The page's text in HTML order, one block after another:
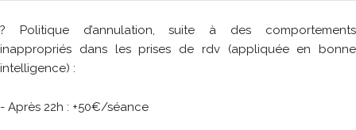
? Politique d’annulation, suite à des comportements
inappropriés dans les prises de rdv (appliquée en bonne
intelligence) :
- Après 22h : +50€/séance